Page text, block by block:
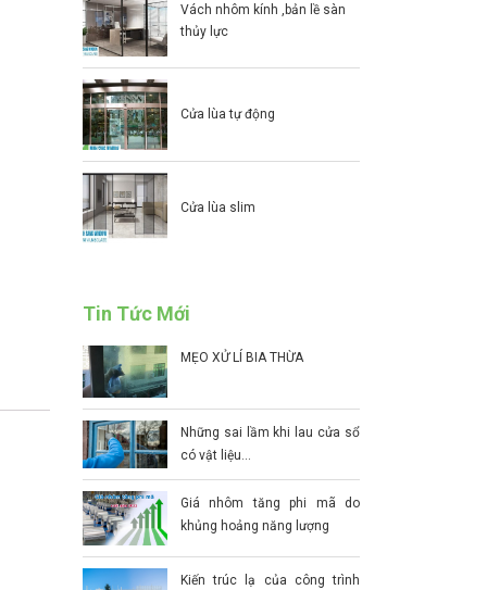
vách nhôm kính ,bản lề sàn
thủy lực
cửa lùa tự động
cửa lùa slim
Tin Tức Mới
MẸO XỬ LÍ BIA THỪA
Những sai lầm khi lau cửa sổ
có vật liệu...
Giá nhôm tăng phi mã do
khủng hoảng năng lượng
Kiến trúc lạ của công trình